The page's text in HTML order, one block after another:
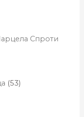
Спроти
(53)